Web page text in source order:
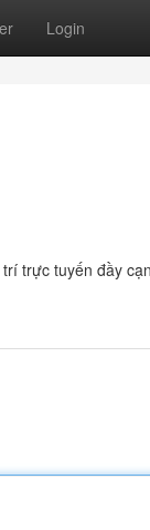
Login
trực tuyến đầy